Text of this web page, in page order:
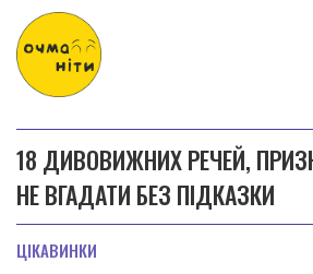
18 ДИВОВИЖНИХ РЕЧЕЙ,
НЕ ВГАДАТИ БЕЗ ПІДКАЗКИ
ЦІКАВИНКИ